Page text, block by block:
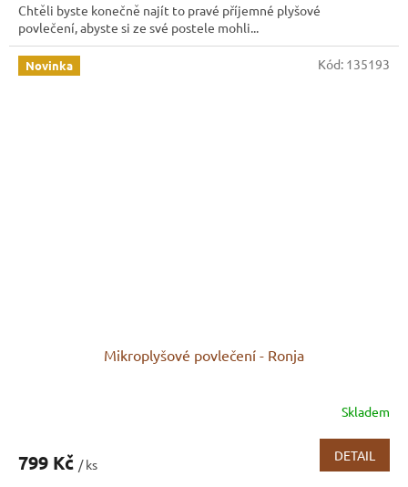
Chtěli byste konečně najít to pravé příjemné plyšové
povlečení, abyste si ze své postele mohli...
Novinka
Mikroplyšové povlečení - Ronja
Skladem
799 Kč / ks
DETAIL
Kód: 135193